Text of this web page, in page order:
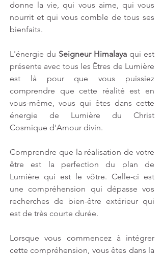
donne la vie, qui vous aime, qui vous
nourrit et qui vous comble de tous ses
bienfaits.
L'énergie du Seigneur Himalaya qui est
présente avec tous les Êtres de Lumière
est là pour que vous puissiez
comprendre que cette réalité est en
vous-même, vous qui êtes dans cette
énergie de Lumière du Christ
Cosmique d'Amour divin.
Comprendre que la réalisation de votre
être est la perfection du plan de
Lumière qui est le vôtre. Celle-ci est
une compréhension qui dépasse vos
recherches de bien-être extérieur qui
est de très courte durée.
Lorsque vous commencez à intégrer
cette compréhension, vous êtes dans la